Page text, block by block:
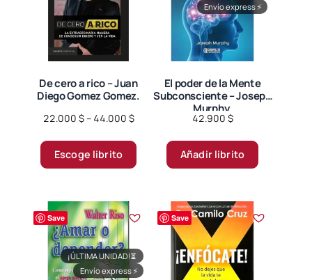
De cero a rico – Juan
Diego Gomez Gomez.
22.000 $– 44.000 $Price
22.000 $
through
Escoge librito
producto
variantes.
Las
opciones
se
El poder de la Mente
Subconsciente – Joseph
Murphy.
42.900 $
Envío express ⚡
Añadir librito
Save
¡ÚLTIMA UNIDAD!⏳
Envío express⚡
Save